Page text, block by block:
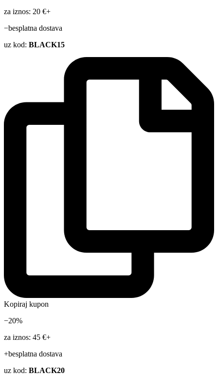
za iznos: 20 €+
−besplatna dostava
uz kod: BLACK15
Kopiraj kupon
−20%
za iznos: 45 €+
+besplatna dostava
uz kod: BLACK20